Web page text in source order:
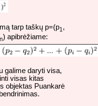
tarp taškų p=(p1 ,
n) apibrėžiame:
galime daryti visa,
visas kitas
objektas Puankarė